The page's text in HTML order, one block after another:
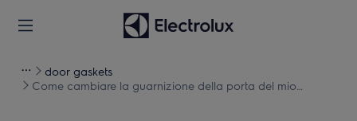
door gaskets
Come cambiare la guarnizione della porta del mio